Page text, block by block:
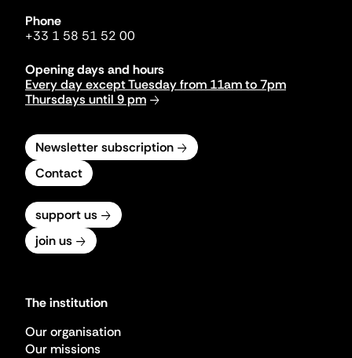
Phone
+33 1 58 51 52 00
Opening days and hours
Every day except Tuesday from 11am to 7pm
Thursdays until 9 pm
Newsletter subscription
Contact
support us
join us
The institution
Our organisation
Our missions